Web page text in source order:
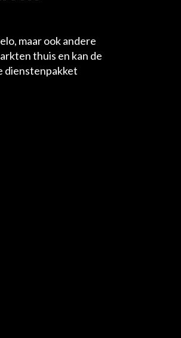
maar ook andere
thuis en kan de
dienstenpakket